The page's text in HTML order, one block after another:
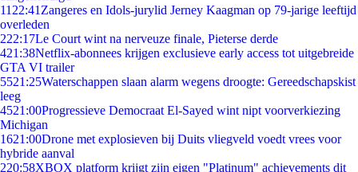
11 22:41 Zangeres en Idols-jurylid Jerney Kaagman op 79-jarige leeftijd
overleden
222:17Le Court wint na nerveuze finale, Pieterse derde
421:38Netflix-abonnees krijgen exclusieve early access tot uitgebreide
GTA VI trailer
5521:25Waterschappen slaan alarm wegens droogte: Gereedschapskist
leeg
4521:00Progressieve Democraat El-Sayed wint nipt voorverkiezing
Michigan
1621:00Drone met explosieven bij Duits vliegveld voedt vrees voor
hybride aanval
220:58XBOX platform krijgt zijn eigen "Platinum" achievements dit